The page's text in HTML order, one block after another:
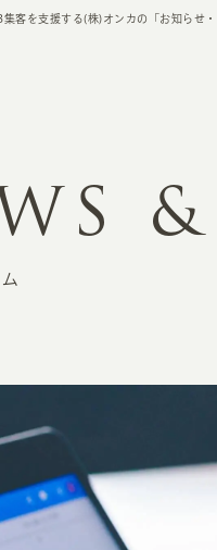
客を支援する(株)オンカの「お知らせ